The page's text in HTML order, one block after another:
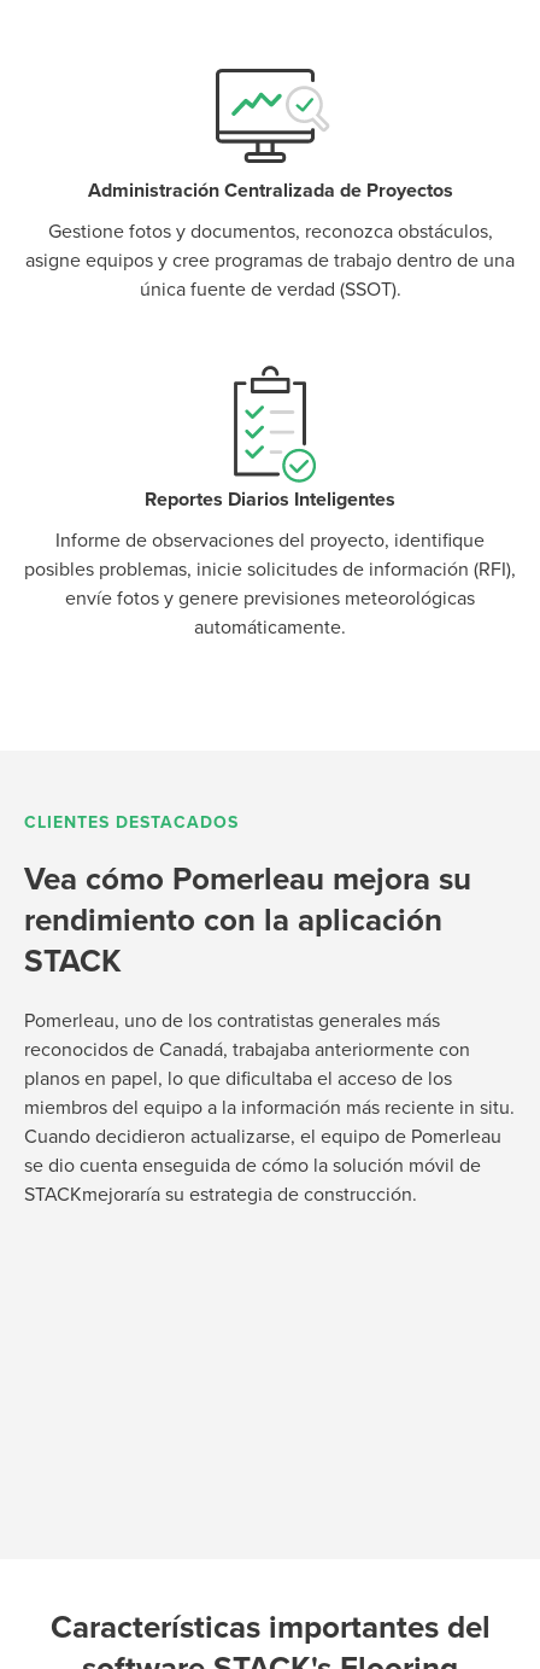
Administración Centralizada de Proyectos
Gestione fotos y documentos, reconozca obstáculos,
asigne equipos y cree programas de trabajo dentro de una
única fuente de verdad (SSOT).
Reportes Diarios Inteligentes
Informe de observaciones del proyecto, identifique
posibles problemas, inicie solicitudes de información (RFI),
envíe fotos y genere previsiones meteorológicas
automáticamente.
CLIENTES DESTACADOS
Vea cómo Pomerleau mejora su
rendimiento con la aplicación
STACK
Pomerleau, uno de los contratistas generales más
reconocidos de Canadá, trabajaba anteriormente con
planos en papel, lo que dificultaba el acceso de los
miembros del equipo a la información más reciente in situ.
Cuando decidieron actualizarse, el equipo de Pomerleau
se dio cuenta enseguida de cómo la solución móvil de
STACKmejoraría su estrategia de construcción.
Características importantes del